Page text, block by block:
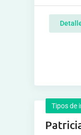
Tipos de